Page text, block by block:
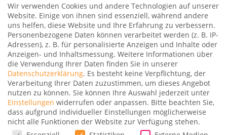
Was heißt „ SSSS “ auf meinem
Boarding Pass?
Gepostet vonDominik|16. Mai 2017|20 |
Du hast einen Boarding Pass mit „ SSSS “ drauf
bekommen und weißt nicht was dir bevorsteht?
Wir verwenden Cookies und andere Technologien auf unserer
Website. Einige von ihnen sind essenziell, während andere
uns helfen, diese Website und Ihre Erfahrung zu verbessern.
Personenbezogene Daten können verarbeitet werden (z. B. IP-
Adressen), z. B. für personalisierte Anzeigen und Inhalte oder
Anzeigen- und Inhaltsmessung. Weitere Informationen über
die Verwendung Ihrer Daten finden Sie in unserer
Datenschutzerklärung. Es besteht keine Verpflichtung, der
Verarbeitung Ihrer Daten zuzustimmen, um dieses Angebot
nutzen zu können. Sie können Ihre Auswahl jederzeit unter
Einstellungen widerrufen oder anpassen. Bitte beachten Sie,
dass aufgrund individueller Einstellungen möglicherweise
nicht alle Funktionen der Website zur Verfügung stehen.
Datenschutzeinstellungen